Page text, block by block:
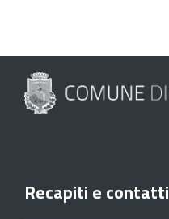
Recapiti e contatti